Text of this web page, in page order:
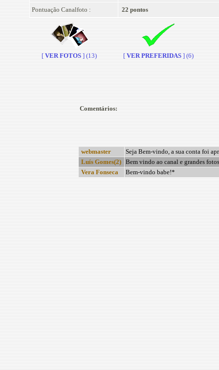
Pontuação Canalfoto :
22 pontos
[ VER FOTOS ] (13) [ VER PREFERIDAS ] (6)
Comentários:
webmaster
Seja Bem-vindo, a sua conta foi
Luís Gomes(2) Bem vindo ao canal e grandes
Vera Fonseca
Bem-vindo babe!*